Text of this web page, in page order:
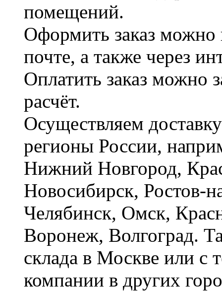
помещений.
Оформить заказ можно
почте, а также через
Оплатить заказ можно
расчёт.
Осуществляем
регионы России,
Нижний Новгород,
Новосибирск, Ростов-
Челябинск, Омск,
Воронеж, Волгоград.
склада в Москве или с
компании в других